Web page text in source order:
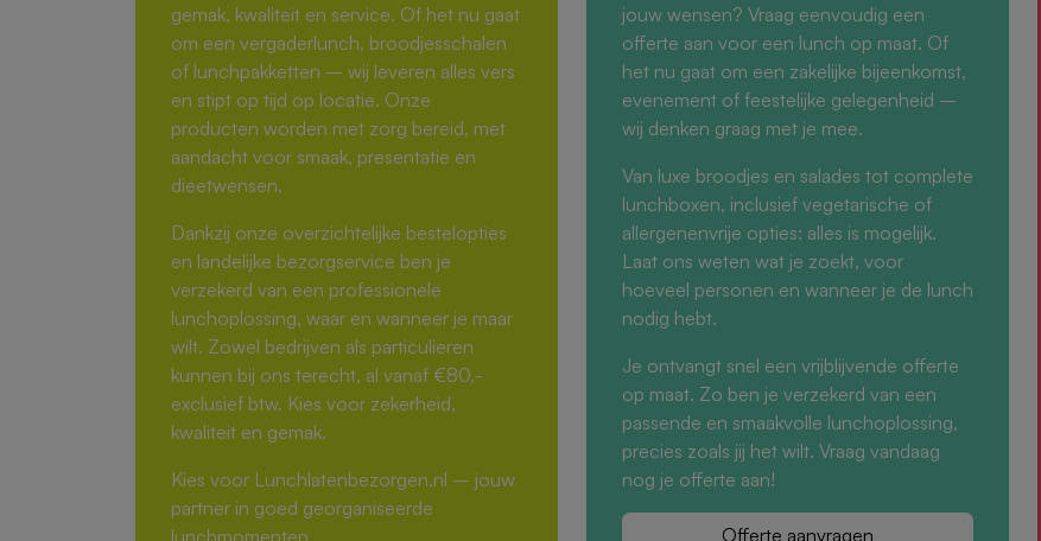
gemak, kwaliteit en service. Of het nu gaat
om een vergaderlunch, broodjesschalen
of lunchpakketten – wij leveren alles vers
en stipt op tijd op locatie. Onze
producten worden met zorg bereid, met
aandacht voor smaak, presentatie en
dieetwensen.
Dankzij onze overzichtelijke bestelopties
en landelijke bezorgservice ben je
verzekerd van een professionele
lunchoplossing, waar en wanneer je maar
wilt. Zowel bedrijven als particulieren
kunnen bij ons terecht, al vanaf €80,-
exclusief btw. Kies voor zekerheid,
kwaliteit en gemak.
Kies voor Lunchlatenbezorgen.nl – jouw
partner in goed georganiseerde
jouw wensen? Vraag eenvoudig een
offerte aan voor een lunch op maat. Of
het nu gaat om een zakelijke bijeenkomst,
evenement of feestelijke gelegenheid –
wij denken graag met je mee.
Van luxe broodjes en salades tot complete
lunchboxen, inclusief vegetarische of
allergenenvrije opties: alles is mogelijk.
Laat ons weten wat je zoekt, voor
hoeveel personen en wanneer je de lunch
nodig hebt.
Je ontvangt snel een vrijblijvende offerte
op maat. Zo ben je verzekerd van een
passende en smaakvolle lunchoplossing,
precies zoals jij het wilt. Vraag vandaag
nog je offerte aan!
Offerte aanvragen